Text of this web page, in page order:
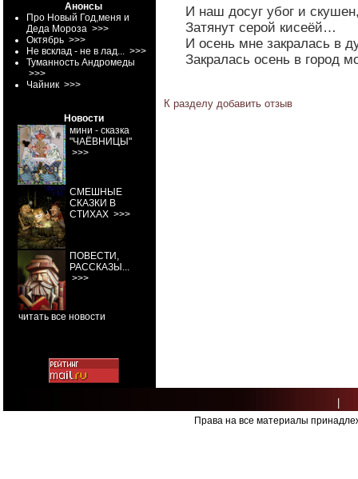
Анонсы
Про Новый Год,меня и
Деда Мороза >>>
Октябрь >>>
Не всклад - не в лад... >>>
Туманность Андромеды
>>>
Чайник >>>
Новости
мини - сказка
"ЧАЁВНИЦЫ"
>>>
СМЕШНЫЕ
СКАЗКИ В
СТИХАХ >>>
ПОВЕСТИ,
РАССКАЗЫ...
>>>
читать все новости
И наш досуг убог и
Затянут серой кисеёй…
И осень мне закралась в
Закралась осень в город
К разделу добавить отзыв
Права на все материалы